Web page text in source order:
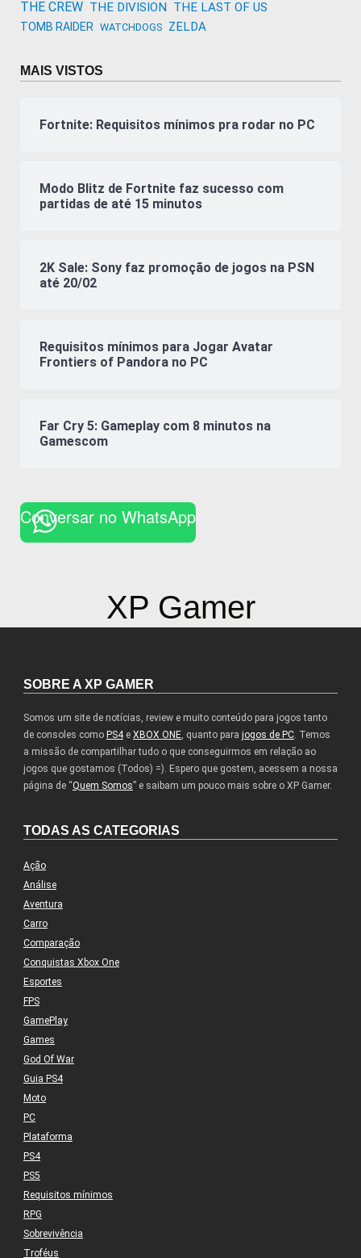
THE CREW THE DIVISION THE LAST OF US
TOMB RAIDER WATCHDOGS ZELDA
MAIS VISTOS
Fortnite: Requisitos mínimos pra rodar no PC
Modo Blitz de Fortnite faz sucesso com
partidas de até 15 minutos
2K Sale: Sony faz promoção de jogos na PSN
até 20/02
Requisitos mínimos para Jogar Avatar
Frontiers of Pandora no PC
Far Cry 5: Gameplay com 8 minutos na
Gamescom
Conversar no WhatsApp
XP Gamer
SOBRE A XP GAMER
Somos um site de notícias, review e muito conteúdo para jogos tanto
de consoles como PS4e XBOX ONE, quanto para jogos de PC. Temos
a missão de compartilhar tudo o que conseguirmos em relação ao
jogos que gostamos (Todos) =). Espero que gostem, acessem a nossa
página de “Quem Somos” e saibam um pouco mais sobre o XP Gamer.
TODAS AS CATEGORIAS
Ação
Análise
Aventura
Carro
Comparação
Conquistas Xbox One
Esportes
FPS
GamePlay
Games
God Of War
Guia PS4
Moto
PC
Plataforma
PS4
PS5
Requisitos mínimos
RPG
Sobrevivência
Troféus